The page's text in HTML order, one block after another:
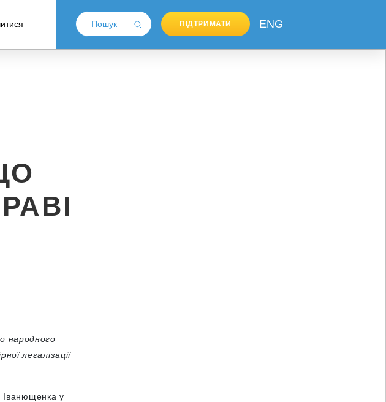
ПІДТРИМАТИ ENG
народного
легалізації
Іванющенка у